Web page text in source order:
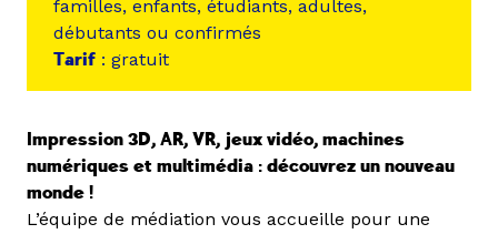
familles, enfants, étudiants, adultes,
débutants ou confirmés
Tarif : gratuit
Impression 3D, AR, VR, jeux vidéo, machines
numériques et multimédia : découvrez un nouveau
monde !
L’équipe de médiation vous accueille pour une